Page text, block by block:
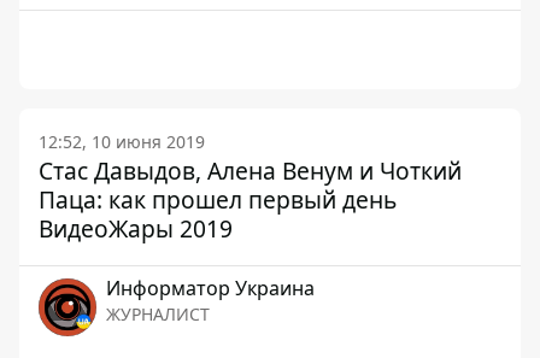
12:52, 10 июня 2019
Стас Давыдов, Алена Венум и Чоткий
Паца: как прошел первый день
ВидеоЖары 2019
Информатор Украина
ЖУРНАЛИСТ